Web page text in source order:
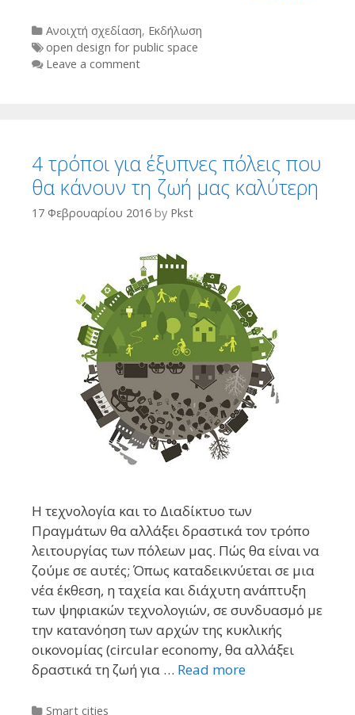
Categories
Ανοιχτή σχεδίαση, Εκδήλωση
Tags
open design for public space
Leave a comment
4 τρόποι για έξυπνες πόλεις που
θα κάνουν τη ζωή μας καλύτερη
17 Φεβρουαρίου 2016 by Pkst
Η τεχνολογία και το Διαδίκτυο των
Πραγμάτων θα αλλάξει δραστικά τον τρόπο
λειτουργίας των πόλεων μας. Πώς θα είναι να
ζούμε σε αυτές; Όπως καταδεικνύεται σε μια
νέα έκθεση, η ταχεία και διάχυτη ανάπτυξη
των ψηφιακών τεχνολογιών, σε συνδυασμό με
την κατανόηση των αρχών της κυκλικής
οικονομίας (circular economy, θα αλλάξει
δραστικά τη ζωή για … Read more
Categories
Smart cities